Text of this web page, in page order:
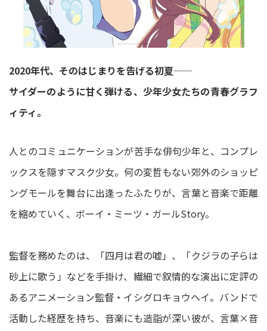
2020年代、そのはじまりを告げる初夏――
サイダーのように甘く弾ける、少年少女たちの青春グラフ
ィティ。
人とのコミュニケーションが苦手な俳句少年と、コンプレ
ックスを隠すマスク少女。何の変哲もない郊外のショッピ
ングモールを舞台に出逢ったふたりが、言葉と音楽で距離
を縮めていく、ボーイ・ミーツ・ガールStory。
監督を務めたのは、「四月は君の嘘」、「クジラの子らは
砂上に歌う」などを手掛け、繊細で叙情的な演出に定評の
あるアニメーション監督・イシグロキョウヘイ。バンドで
活動した経歴を持ち、音楽にも造詣が深い彼が、言葉×音